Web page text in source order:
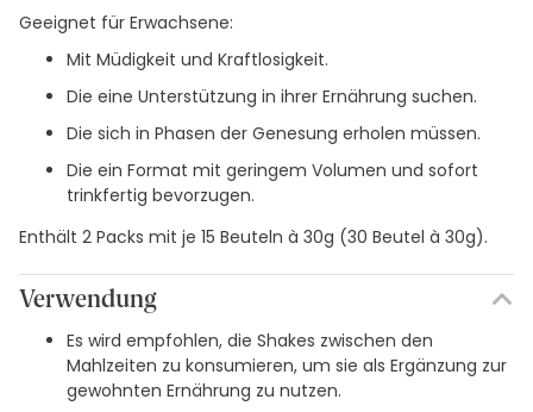
Geeignet für Erwachsene:
Mit Müdigkeit und Kraftlosigkeit.
Die eine Unterstützung in ihrer Ernährung suchen.
Die sich in Phasen der Genesung erholen müssen.
Die ein Format mit geringem Volumen und sofort
trinkfertig bevorzugen.
Enthält 2 Packs mit je 15 Beuteln à 30g (30 Beutel à 30g).
Verwendung
Es wird empfohlen, die Shakes zwischen den
Mahlzeiten zu konsumieren, um sie als Ergänzung zur
gewohnten Ernährung zu nutzen.